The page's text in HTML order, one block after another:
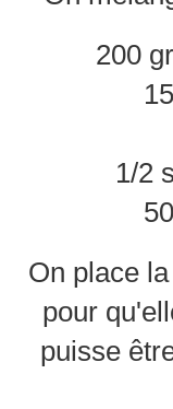
200
1/2
On place
pour
puisse